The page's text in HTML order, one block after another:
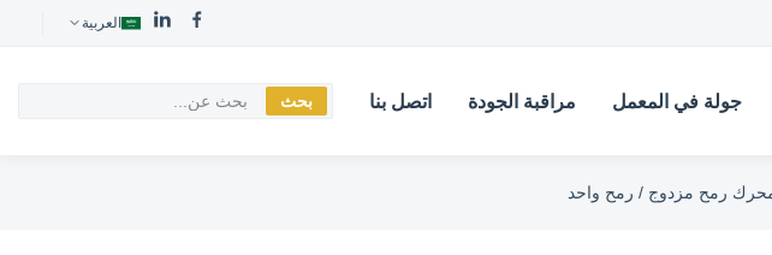
العربية
جولة في المعمل مراقبة الجودة اتصل بنا بحث